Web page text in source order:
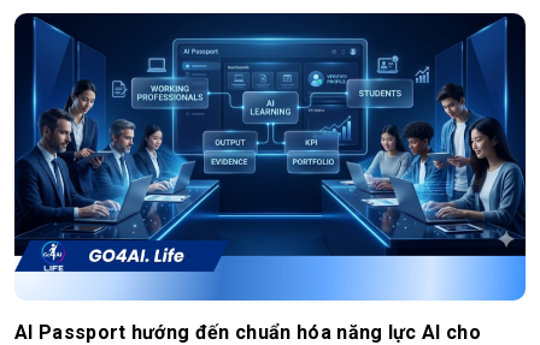
AI Passport hướng đến chuẩn hóa năng lực AI cho